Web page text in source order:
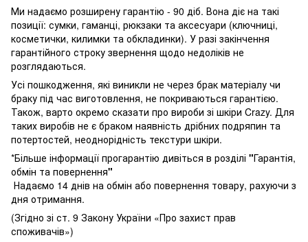
Ми надаємо розширену гарантію - 90 діб. Вона діє на такі
позиції: сумки, гаманці, рюкзаки та аксесуари (ключниці,
косметички, килимки та обкладинки). У разі закінчення
гарантійного строку звернення щодо недоліків не
розглядаються.
Усі пошкодження, які виникли не через брак матеріалу чи
браку під час виготовлення, не покриваються гарантією.
Також, варто окремо сказати про вироби зі шкіри Crazy. Для
таких виробів не є браком наявність дрібних подряпин та
потертостей, неоднорідність текстури шкіри.
*Більше інформації прогарантію дивіться в розділі "Гарантія,
обмін та повернення"
Надаємо 14 днів на обмін або повернення товару, рахуючи з
дня отримання.
(Згідно зі ст. 9 Закону України «Про захист прав
споживачів»)